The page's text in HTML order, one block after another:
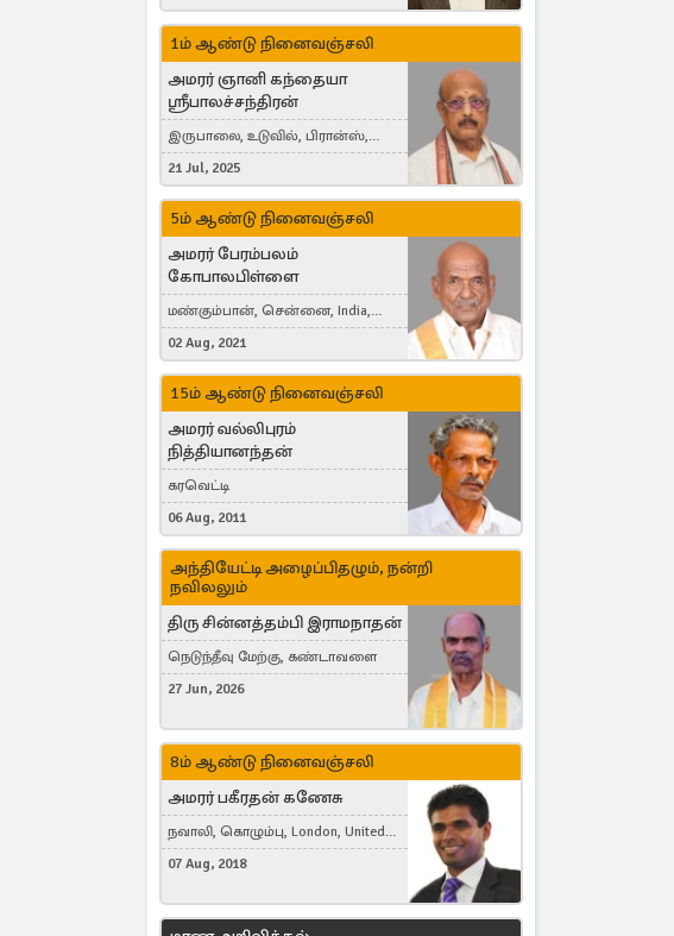
1ம் ஆண்டு நினைவஞ்சலி
அமரர் ஞானி கந்தையா
ஸ்ரீபாலச்சந்திரன்
இருபாலை, உடுவில், பிரான்ஸ்,
France
21 Jul, 2025
5ம் ஆண்டு நினைவஞ்சலி
அமரர் பேரம்பலம்
கோபாலபிள்ளை
மண்கும்பான், சென்னை, India,
Cergy, France
02 Aug, 2021
15ம் ஆண்டு நினைவஞ்சலி
அமரர் வல்லிபுரம்
நித்தியானந்தன்
கரவெட்டி
06 Aug, 2011
அந்தியேட்டி அழைப்பிதழும், நன்றி
நவிலலும்
திரு சின்னத்தம்பி இராமநாதன்
நெடுந்தீவு மேற்கு, கண்டாவளை
27 Jun, 2026
8ம் ஆண்டு நினைவஞ்சலி
அமரர் பகீரதன் கணேசு
நவாலி, கொழும்பு, London, United
Kingdom
07 Aug, 2018